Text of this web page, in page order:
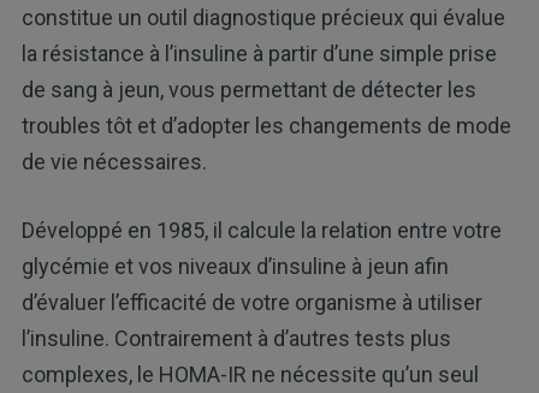
constitue un outil diagnostique précieux qui évalue
la résistance à l’insuline à partir d’une simple prise
de sang à jeun, vous permettant de détecter les
troubles tôt et d’adopter les changements de mode
de vie nécessaires.
Développé en 1985, il calcule la relation entre votre
glycémie et vos niveaux d’insuline à jeun afin
d’évaluer l’efficacité de votre organisme à utiliser
l’insuline. Contrairement à d’autres tests plus
complexes, le HOMA-IR ne nécessite qu’un seul